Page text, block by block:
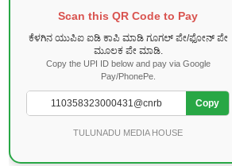
Scan this QR Code to Pay
ಕೆಳಗಿನ ಯುಪಿಐ ಐಡಿ ಕಾಪಿ ಮಾಡಿ ಗೂಗಲ್ ಪೇ/ಫೋನ್ ಪೇ
ಮೂಲಕ ಪೇ ಮಾಡಿ.
Copy the UPI ID below and pay via Google
Pay/PhonePe.
Copy
TULUNADU MEDIA HOUSE